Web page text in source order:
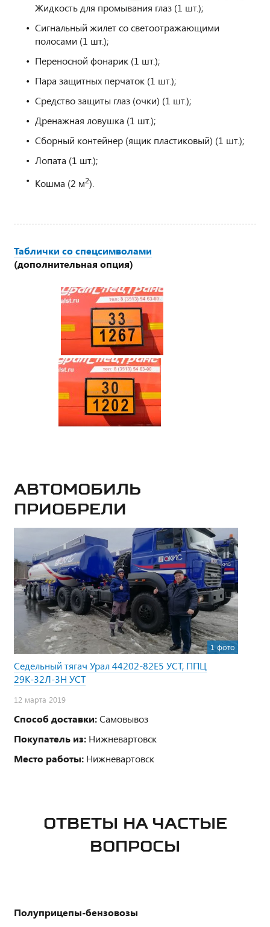
Жидкость для промывания глаз (1 шт.);
Сигнальный жилет со светоотражающими
полосами (1 шт.);
Переносной фонарик (1 шт.);
Пара защитных перчаток (1 шт.);
Средство защиты глаз (очки) (1 шт.);
Дренажная ловушка (1 шт.);
Сборный контейнер (ящик пластиковый) (1 шт.);
Лопата (1 шт.);
Кошма (2 м2).
Таблички со спецсимволами
(дополнительная опция)
Автомобиль
приобрели
1 фото
Седельный тягач Урал 44202-82Е5 УСТ, ППЦ
29К-32Л-3Н УСТ
12 марта 2019
Способ доставки:Самовывоз
Покупатель из: Нижневартовск
Место работы: Нижневартовск
ОТВЕТЫ НА ЧАСТЫЕ
ВОПРОСЫ
Полуприцепы-бензовозы